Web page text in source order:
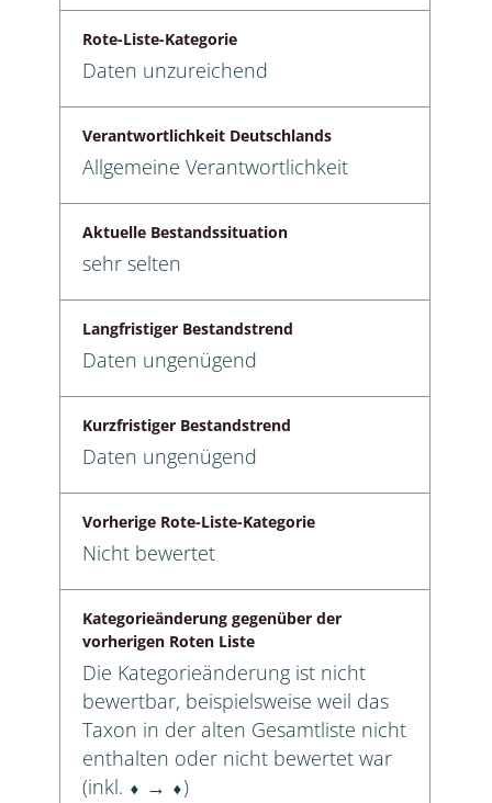
Rote-Liste-Kategorie
Daten unzureichend
Verantwortlichkeit Deutschlands
Allgemeine Verantwortlichkeit
Aktuelle Bestandssituation
sehr selten
Langfristiger Bestandstrend
Daten ungenügend
Kurzfristiger Bestandstrend
Daten ungenügend
Vorherige Rote-Liste-Kategorie
Nicht bewertet
Kategorieänderung gegenüber der
vorherigen Roten Liste
Die Kategorieänderung ist nicht
bewertbar, beispielsweise weil das
Taxon in der alten Gesamtliste nicht
enthalten oder nicht bewertet war
(inkl. ⬧ → ⬧)